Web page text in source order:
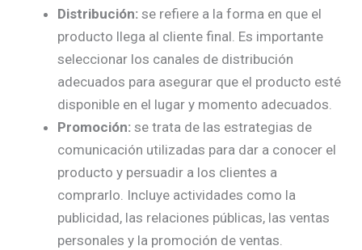
Distribución: se refiere a la forma en que el
producto llega al cliente final. Es importante
seleccionar los canales de distribución
adecuados para asegurar que el producto esté
disponible en el lugar y momento adecuados.
Promoción: se trata de las estrategias de
comunicación utilizadas para dar a conocer el
producto y persuadir a los clientes a
comprarlo. Incluye actividades como la
publicidad, las relaciones públicas, las ventas
personales y la promoción de ventas.